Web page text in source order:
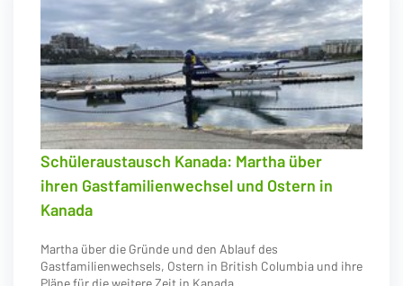
Schüleraustausch Kanada: Martha über
ihren Gastfamilienwechsel und Ostern in
Kanada
Martha über die Gründe und den Ablauf des
Gastfamilienwechsels, Ostern in British Columbia und ihre
Pläne für die weitere Zeit in Kanada